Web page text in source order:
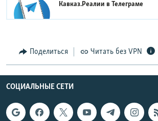
Кавказ.Реалии вТелеграме
Поделиться Читать без VPN
СОЦИАЛЬНЫЕ СЕТИ